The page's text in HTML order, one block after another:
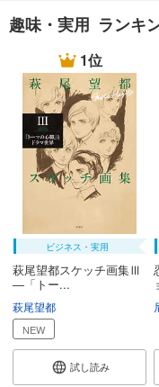
趣味・実用 ランキ
1位
ビジネス・実用
萩尾望都スケッチ画集Ⅲ
―「トー...
萩尾望都
NEW
試し読み